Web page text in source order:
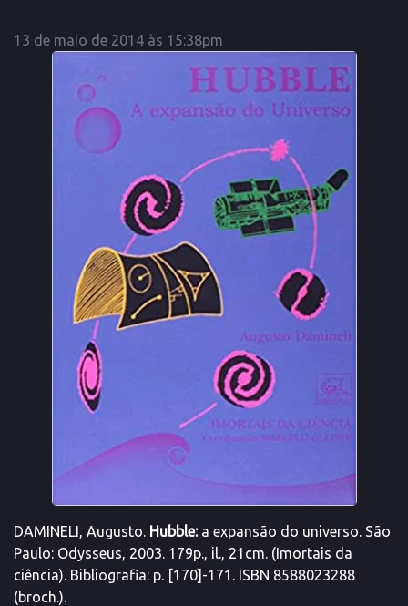
13 de maio de 2014 às 15:38pm
DAMINELI, Augusto. Hubble:a expansão do universo. São
Paulo: Odysseus, 2003. 179p., il., 21cm. (Imortais da
ciência). Bibliografia: p. [170]-171. ISBN 8588023288
(broch.).